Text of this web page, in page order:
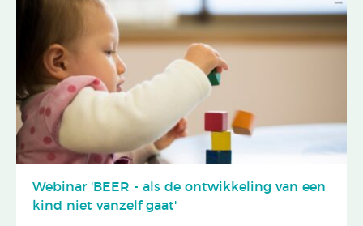
Webinar 'BEER - als de ontwikkeling van een
kind niet vanzelf gaat'